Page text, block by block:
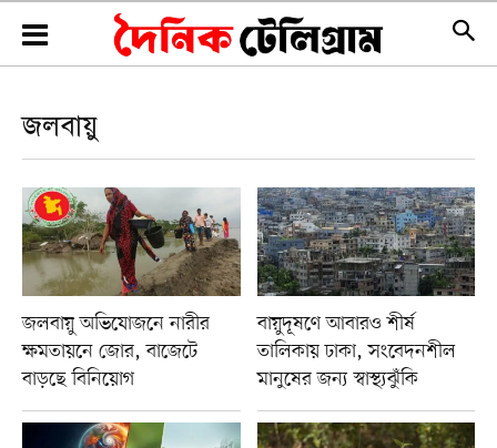
জলবায়ু
জলবায়ু অভিযোজনে নারীর
ক্ষমতায়নে জোর, বাজেটে
বাড়ছে বিনিয়োগ
বায়ুদূষণে আবারও শীর্ষ
তালিকায় ঢাকা, সংবেদনশীল
মানুষের জন্য স্বাস্থ্যঝুঁকি